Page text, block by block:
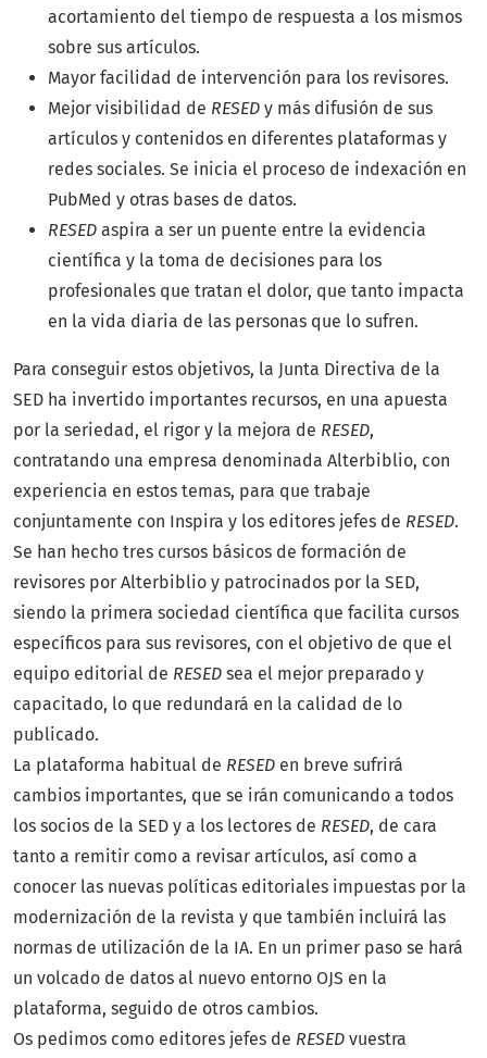
acortamiento del tiempo de respuesta a los mismos
sobre sus artículos.
Mayor facilidad de intervención para los revisores.
Mejor visibilidad de RESED y más difusión de sus
artículos y contenidos en diferentes plataformas y
redes sociales. Se inicia el proceso de indexación en
PubMed y otras bases de datos.
RESED aspira a ser un puente entre la evidencia
científica y la toma de decisiones para los
profesionales que tratan el dolor, que tanto impacta
en la vida diaria de las personas que lo sufren.
Para conseguir estos objetivos, la Junta Directiva de la
SED ha invertido importantes recursos, en una apuesta
por la seriedad, el rigor y la mejora de RESED,
contratando una empresa denominada Alterbiblio, con
experiencia en estos temas, para que trabaje
conjuntamente con Inspira y los editores jefes de RESED.
Se han hecho tres cursos básicos de formación de
revisores por Alterbiblio y patrocinados por la SED,
siendo la primera sociedad científica que facilita cursos
específicos para sus revisores, con el objetivo de que el
equipo editorial de RESED sea el mejor preparado y
capacitado, lo que redundará en la calidad de lo
publicado.
La plataforma habitual de RESED en breve sufrirá
cambios importantes, que se irán comunicando a todos
los socios de la SED y a los lectores de RESED, de cara
tanto a remitir como a revisar artículos, así como a
conocer las nuevas políticas editoriales impuestas por la
modernización de la revista y que también incluirá las
normas de utilización de la IA. En un primer paso se hará
un volcado de datos al nuevo entorno OJS en la
plataforma, seguido de otros cambios.
Os pedimos como editores jefes de RESED vuestra